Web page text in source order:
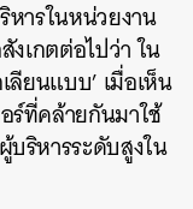
หารในหน่วยงาน
งเกตต่อไปว่า ใน
ลียนแบบ’ เมื่อเห็น
ร์ที่คล้ายกันมาใช้
บริหารระดับสูงใน